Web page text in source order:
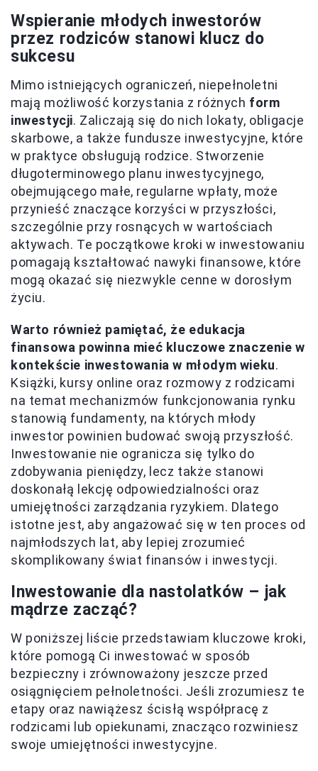
Wspieranie młodych inwestorów
przez rodziców stanowi klucz do
sukcesu
Mimo istniejących ograniczeń, niepełnoletni
mają możliwość korzystania z różnych form
inwestycji. Zaliczają się do nich lokaty, obligacje
skarbowe, a także fundusze inwestycyjne, które
w praktyce obsługują rodzice. Stworzenie
długoterminowego planu inwestycyjnego,
obejmującego małe, regularne wpłaty, może
przynieść znaczące korzyści w przyszłości,
szczególnie przy rosnących w wartościach
aktywach. Te początkowe kroki w inwestowaniu
pomagają kształtować nawyki finansowe, które
mogą okazać się niezwykle cenne w dorosłym
życiu.
Warto również pamiętać, że edukacja
finansowa powinna mieć kluczowe znaczenie w
kontekście inwestowania w młodym wieku.
Książki, kursy online oraz rozmowy z rodzicami
na temat mechanizmów funkcjonowania rynku
stanowią fundamenty, na których młody
inwestor powinien budować swoją przyszłość.
Inwestowanie nie ogranicza się tylko do
zdobywania pieniędzy, lecz także stanowi
doskonałą lekcję odpowiedzialności oraz
umiejętności zarządzania ryzykiem. Dlatego
istotne jest, aby angażować się w ten proces od
najmłodszych lat, aby lepiej zrozumieć
skomplikowany świat finansów i inwestycji.
Inwestowanie dla nastolatków – jak
mądrze zacząć?
W poniższej liście przedstawiam kluczowe kroki,
które pomogą Ci inwestować w sposób
bezpieczny i zrównoważony jeszcze przed
osiągnięciem pełnoletności. Jeśli zrozumiesz te
etapy oraz nawiążesz ścisłą współpracę z
rodzicami lub opiekunami, znacząco rozwiniesz
swoje umiejętności inwestycyjne.